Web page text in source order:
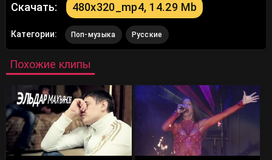
Скачать: 480x320_mp4, 14.29 Mb
Категории: Поп-музыка Русские
Похожие клипы